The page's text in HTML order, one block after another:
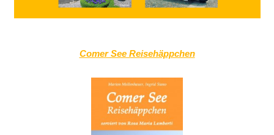
Comer See Reisehäppchen